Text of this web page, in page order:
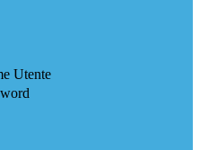
Utente